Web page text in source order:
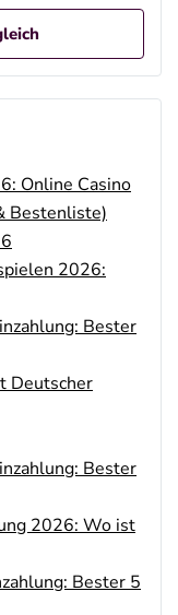
4.8
4.6/5
Online Casino
Bestenliste)
2026:
Bester
Deutscher
Bester
2026: Wo ist
Bester 5